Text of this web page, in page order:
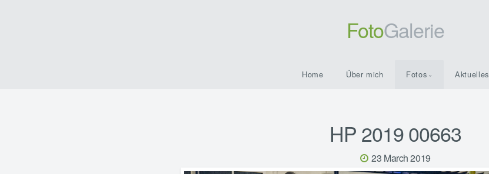
FotoGalerie
Home Über mich Fotos Aktuelles
HP 2019 00663
23 March 2019